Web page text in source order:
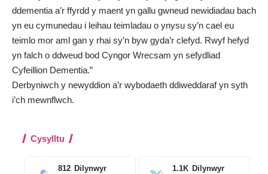
ddementia a’r ffyrdd y maent yn gallu gwneud newidiadau bach
yn eu cymunedau i leihau teimladau o ynysu sy’n cael eu
teimlo mor aml gan y rhai sy’n byw gyda’r clefyd. Rwyf hefyd
yn falch o ddweud bod Cyngor Wrecsam yn sefydliad
Cyfeillion Dementia.”
Derbyniwch y newyddion a’r wybodaeth ddiweddaraf yn syth
i’ch mewnflwch.
Cysylltu
812 Dilynwyr 1.1K Dilynwyr